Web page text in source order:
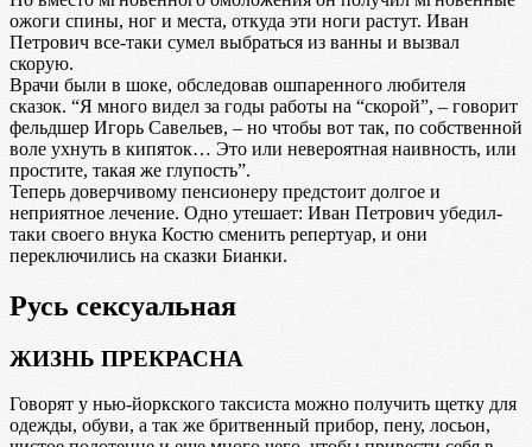
ожоги спины, ног и места, откуда эти ноги растут. Иван
Петрович все-таки сумел выбраться из ванны и вызвал
скорую.
Врачи были в шоке, обследовав ошпаренного любителя
сказок. “Я много видел за годы работы на “скорой”, – говорит
фельдшер Игорь Савельев, – но чтобы вот так, по собственной
воле ухнуть в кипяток… Это или невероятная наивность, или
простите, такая же глупость”.
Теперь доверчивому пенсионеру предстоит долгое и
неприятное лечение. Одно утешает: Иван Петрович убедил-
таки своего внука Костю сменить репертуар, и они
переключились на сказки Бианки.
Русь сексуальная
ЖИЗНЬ ПРЕКРАСНА
Говорят у нью-йоркского таксиста можно получить щетку для
одежды, обуви, а так же бритвенный прибор, пену, лосьон,